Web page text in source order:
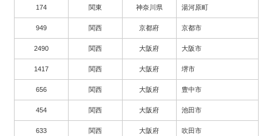
174 関東 神奈川県 湯河原町
949 関西 京都府 京都市
2490 関西 大阪府 大阪市
1417 関西 大阪府 堺市
656 関西 大阪府 豊中市
454 関西 大阪府 池田市
633 関西 大阪府 吹田市